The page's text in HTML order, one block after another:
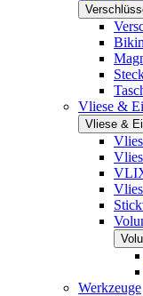
Vliese &
Vliese &
Werkzeuge